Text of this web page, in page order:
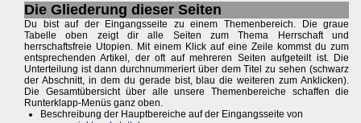
Die Gliederung dieser Seiten
Du bist auf der Eingangsseite zu einem Themenbereich. Die graue
Tabelle oben zeigt dir alle Seiten zum Thema Herrschaft und
herrschaftsfreie Utopien. Mit einem Klick auf eine Zeile kommst du zum
entsprechenden Artikel, der oft auf mehreren Seiten aufgeteilt ist. Die
Unterteilung ist dann durchnummeriert über dem Titel zu sehen (schwarz
der Abschnitt, in dem du gerade bist, blau die weiteren zum Anklicken).
Die Gesamtübersicht über alle unsere Themenbereiche schaffen die
Runterklapp-Menüs ganz oben.
Beschreibung der Hauptbereiche auf der Eingangsseite von